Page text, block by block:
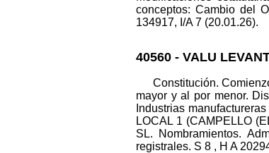
conceptos: Cambio del
134917, I/A 7 (20.01.26).
40560 - VALU
Constitución.
mayor y al por menor.
Industrias
LOCAL 1 (CAMPELLO
SL. Nombramientos.
registrales. S 8 , H A